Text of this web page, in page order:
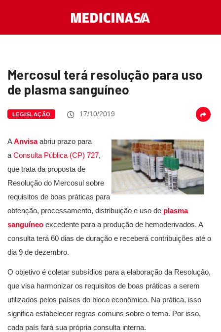
Mercosul terá resolução para uso
de plasma sanguíneo
LEGISLAÇÃO 17/10/2019
AAnvisa abriu prazo para
a Consulta Pública (CP) 727,
que trata da proposta de
Resolução do Mercosul sobre
requisitos de boas práticas para
obtenção, processamento, distribuição e uso de plasma
sanguíneo excedente para a produção de hemoderivados. A
consulta terá 60 dias de duração e receberá contribuições até o
dia 9 de dezembro.
O objetivo é coletar subsídios para a elaboração da Resolução,
que visa harmonizar os requisitos de boas práticas a serem
utilizados pelos países do bloco econômico. Na prática, isso
significa estabelecer regras comuns sobre o tema. Por isso,
cada país fará sua própria consulta interna.